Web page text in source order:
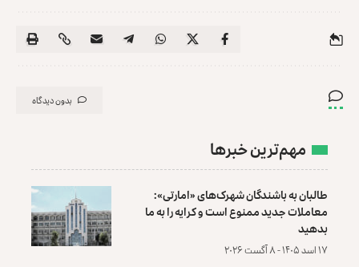
بدون دیدگاه
مهم‌ترین خبرها
طالبان به باشندگان شهرک‌های «امارتی»:
معاملات جدید ممنوع است و کرایه را به ما
بدهید
۱۷ اسد ۱۴۰۵ - ۸ آگست ۲۰۲۶